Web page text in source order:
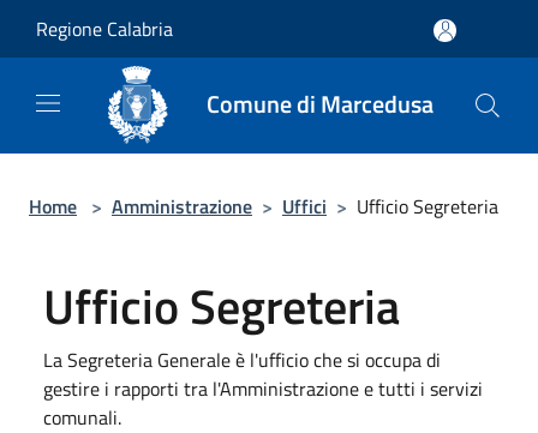
Regione Calabria
Comune di Marcedusa
Home > Amministrazione > Uffici > Ufficio Segreteria
Ufficio Segreteria
La Segreteria Generale è l'ufficio che si occupa di
gestire i rapporti tra l'Amministrazione e tutti i servizi
comunali.